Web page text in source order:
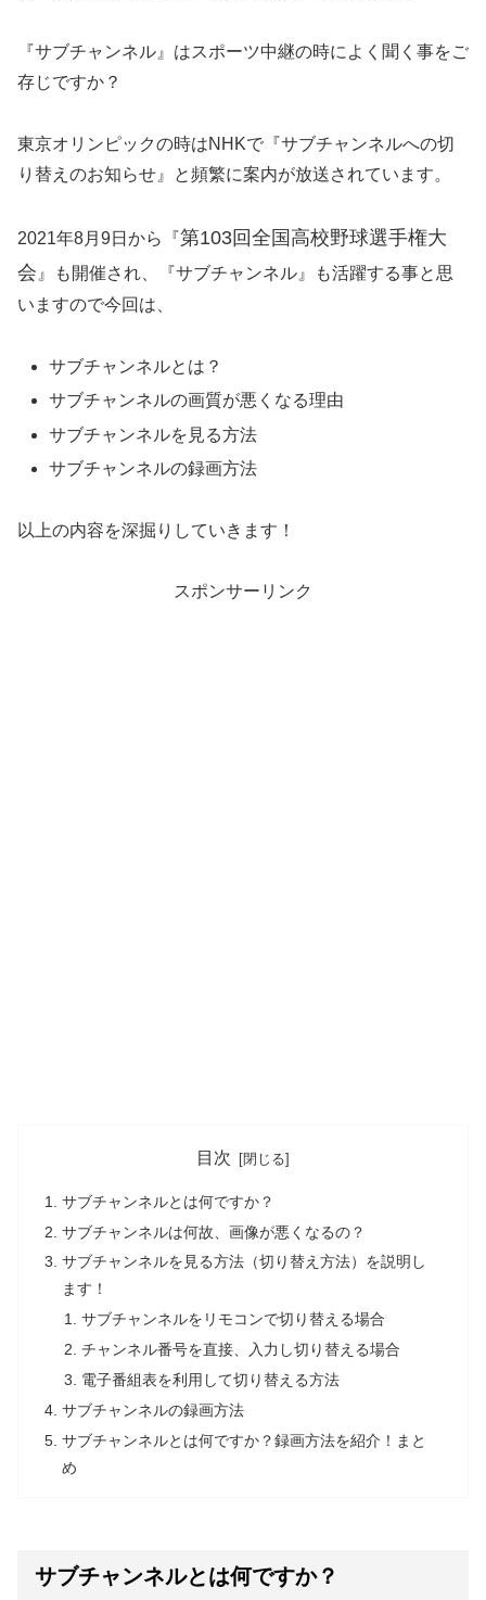
『サブチャンネル』はスポーツ中継の時によく聞く事をご
存じですか？
東京オリンピックの時はNHKで『サブチャンネルへの切
り替えのお知らせ』と頻繁に案内が放送されています。
2021年8月9日から『第103回全国高校野球選手権大
会 』も開催され、『サブチャンネル』も活躍する事と思
いますので今回は、
サブチャンネルとは？
サブチャンネルの画質が悪くなる理由
サブチャンネルを見る方法
サブチャンネルの録画方法
以上の内容を深掘りしていきます！
スポンサーリンク
目次
サブチャンネルとは何ですか？
サブチャンネルは何故、画像が悪くなるの？
サブチャンネルを見る方法（切り替え方法）を説明し
ます！
サブチャンネルをリモコンで切り替える場合
チャンネル番号を直接、入力し切り替える場合
電子番組表を利用して切り替える方法
サブチャンネルの録画方法
サブチャンネルとは何ですか？録画方法を紹介！まと
め
サブチャンネルとは何ですか？